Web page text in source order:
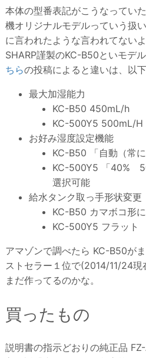
本体の型番表記がこうなってい
機オリジナルモデルっていう扱
に言われたような言われてない
SHARP謹製のKC-B50といモデ
ちらの投稿によると違いは、以
最大加湿能力
KC-B50 450mL/h
KC-500Y5 500mL/H
お好み湿度設定機能
KC-B50 「自動（常
KC-500Y5 「40%
選択可能
給水タンク取っ手形状変更
KC-B50 カマボコ形
KC-500Y5 フラット
アマゾンで調べたら KC-B50が
ストセラー１位で(2014/11/24現
まだ作ってるのかな。
買ったもの
説明書の指示どおりの純正品